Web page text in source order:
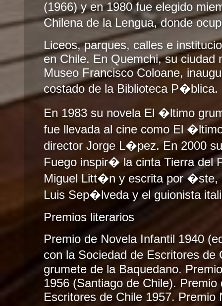
(1966) y en 1980 fue elegido
Chilena de la Lengua, donde
Liceos, parques, calles e
en Chile. En Quemchi, su ciudad
Museo Francisco Coloane,
costado de la Biblioteca P�blica.
En 1983 su novela El �ltimo
fue llevada al cine como El
director Jorge L�pez. En 2000
Fuego inspir� la cinta Tierra del
Miguel Litt�n y escrita por �ste,
Luis Sep�lveda y el guionista
Premios literarios
Premio de Novela Infantil 1940
con la Sociedad de Escritores
grumete de la Baquedano.
1956 (Santiago de Chile). Premio
Escritores de Chile 1957. Premio